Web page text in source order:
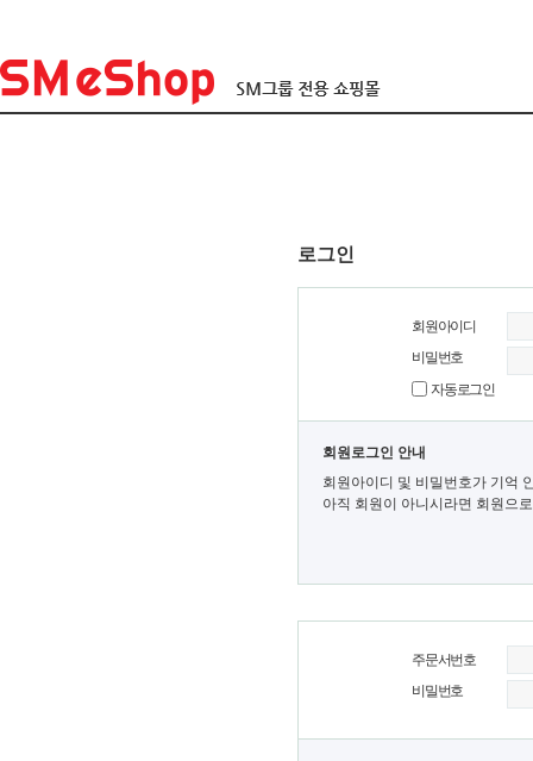
로그인
회원아이디
비밀번호
자동로그인
회원로그인 안내
회원아이디 및 비밀번호가 기억
아직 회원이 아니시라면 회원으
주문서번호
비밀번호